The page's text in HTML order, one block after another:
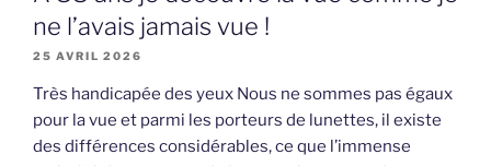
ne l’avais jamais vue !
25 AVRIL 2026
Très handicapée des yeux Nous ne sommes pas égaux
pour la vue et parmi les porteurs de lunettes, il existe
des différences considérables, ce que l’immense